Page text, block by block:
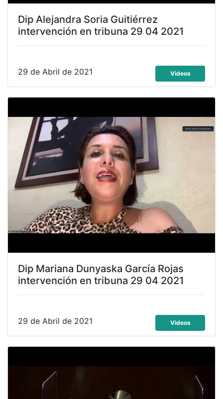
Dip Alejandra Soria Guitiérrez
intervención en tribuna 29 04 2021
29 de Abril de 2021 Videos
Dip Mariana Dunyaska García Rojas
intervención en tribuna 29 04 2021
29 de Abril de 2021 Videos